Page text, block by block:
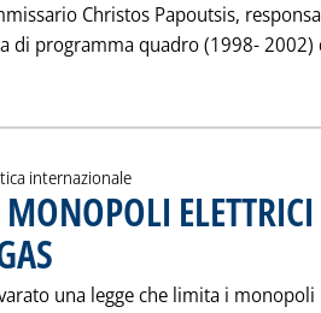
Christos Papoutsis,
di programma quadro (1998- 2002)
internazionale
una legge che limita i monopoli